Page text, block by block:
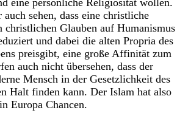
eine persönliche Religiosität wollen.
sehen, dass eine christliche
christlichen Glauben auf Humanismus
und dabei die alten Propria des
preisgibt, eine große Affinität zum
auch nicht übersehen, dass der
Mensch in der Gesetzlichkeit des
Halt finden kann. Der Islam hat also
Europa Chancen.